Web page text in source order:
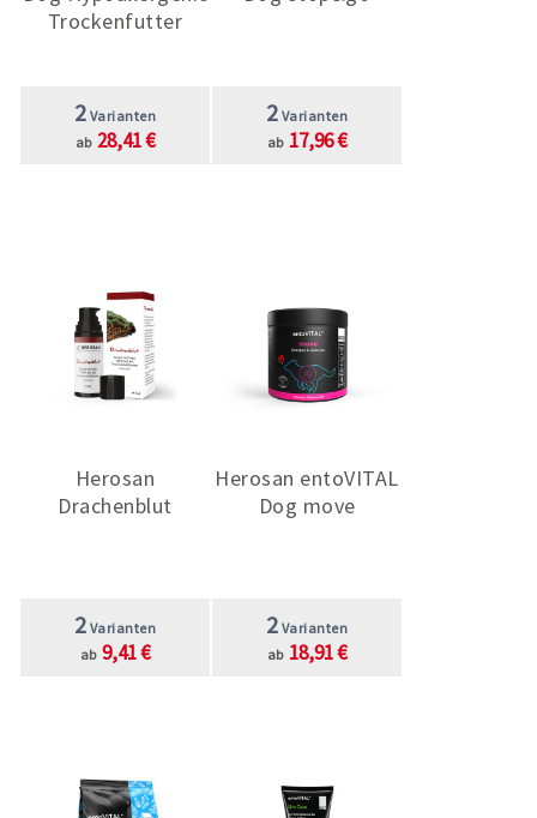
Trockenfutter
2 Varianten
ab 28,41 €
2 Varianten
ab 17,96 €
Herosan
Drachenblut
2 Varianten
ab 9,41 €
Herosan entoVITAL
Dog move
2 Varianten
ab 18,91 €